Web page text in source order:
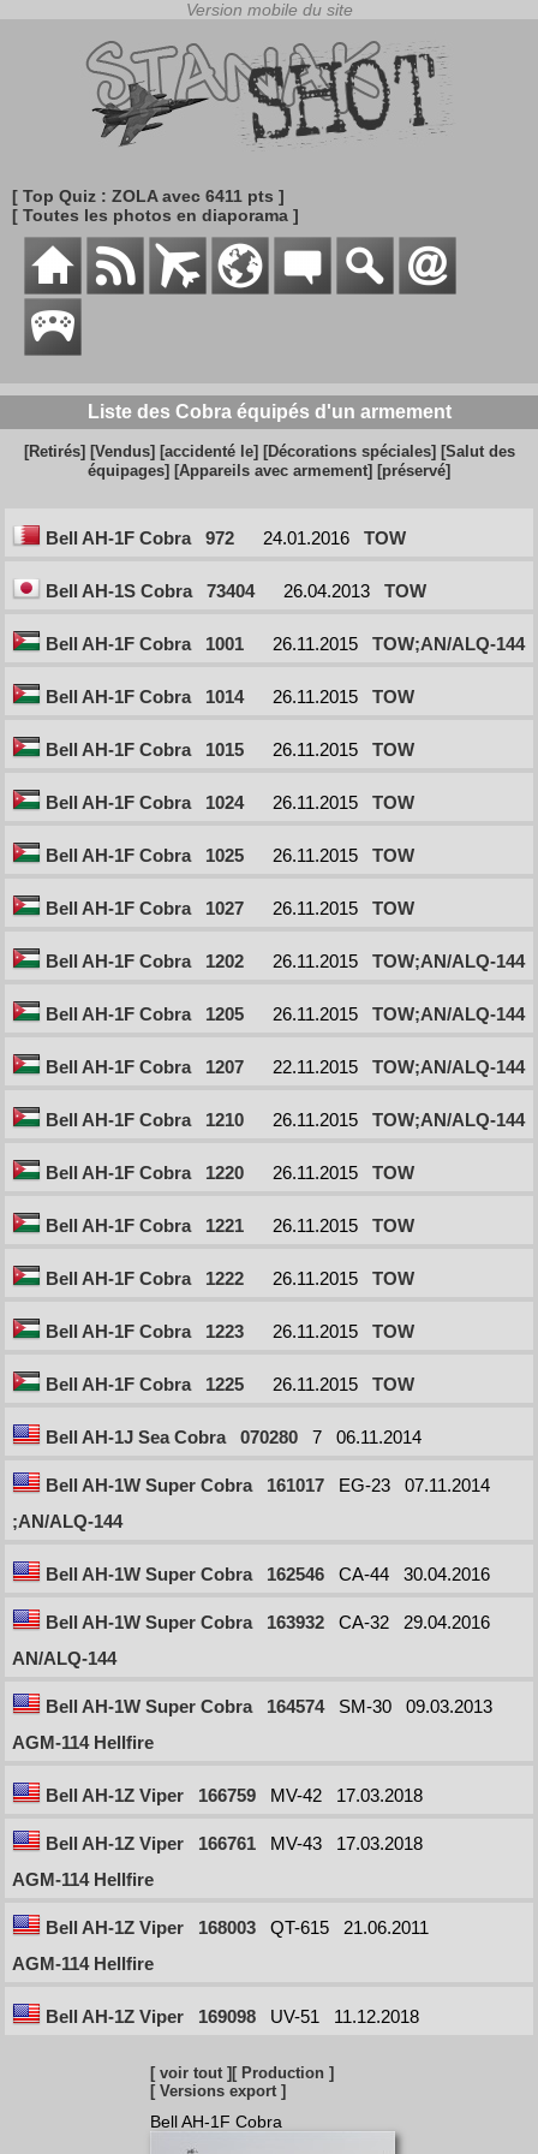
[ Top Quiz : ZOLA avec 6411 pts ]
[ Toutes les photos en diaporama ]
Liste des Cobra équipés d'un armement
[Retirés] [Vendus] [accidenté le] [Décorations spéciales] [Salut des
équipages] [Appareils avec armement] [préservé]
Bell AH-1F Cobra 972 24.01.2016 TOW
Bell AH-1S Cobra 73404 26.04.2013 TOW
Bell AH-1F Cobra 1001 26.11.2015 TOW;AN/ALQ-144
Bell AH-1F Cobra 1014 26.11.2015 TOW
Bell AH-1F Cobra 1015 26.11.2015 TOW
Bell AH-1F Cobra 1024 26.11.2015 TOW
Bell AH-1F Cobra 1025 26.11.2015 TOW
Bell AH-1F Cobra 1027 26.11.2015 TOW
Bell AH-1F Cobra 1202 26.11.2015 TOW;AN/ALQ-144
Bell AH-1F Cobra 1205 26.11.2015 TOW;AN/ALQ-144
Bell AH-1F Cobra 1207 22.11.2015 TOW;AN/ALQ-144
Bell AH-1F Cobra 1210 26.11.2015 TOW;AN/ALQ-144
Bell AH-1F Cobra 1220 26.11.2015 TOW
Bell AH-1F Cobra 1221 26.11.2015 TOW
Bell AH-1F Cobra 1222 26.11.2015 TOW
Bell AH-1F Cobra 1223 26.11.2015 TOW
Bell AH-1F Cobra 1225 26.11.2015 TOW
Bell AH-1J Sea Cobra 070280 7 06.11.2014
Bell AH-1W Super Cobra 161017 EG-23
07.11.2014
;AN/ALQ-144
Bell AH-1W Super Cobra 162546 CA-44 30.04.2016
Bell AH-1W Super Cobra 163932 CA-32
29.04.2016
AN/ALQ-144
Bell AH-1W Super Cobra 164574 SM-30
09.03.2013
AGM-114 Hellfire
Bell AH-1Z Viper 166759 MV-42 17.03.2018
Bell AH-1Z Viper 166761 MV-43
17.03.2018
AGM-114 Hellfire
Bell AH-1Z Viper 168003 QT-615
21.06.2011
AGM-114 Hellfire
Bell AH-1Z Viper 169098 UV-51 11.12.2018
[ voir tout ] [ Production ]
[ Versions export ]
Bell AH-1F Cobra